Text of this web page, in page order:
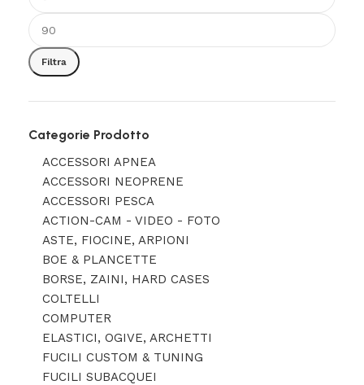
Filtra
Categorie Prodotto
ACCESSORI APNEA
ACCESSORI NEOPRENE
ACCESSORI PESCA
ACTION-CAM - VIDEO - FOTO
ASTE, FIOCINE, ARPIONI
BOE & PLANCETTE
BORSE, ZAINI, HARD CASES
COLTELLI
COMPUTER
ELASTICI, OGIVE, ARCHETTI
FUCILI CUSTOM & TUNING
FUCILI SUBACQUEI